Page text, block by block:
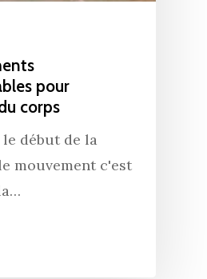
pour
corps
début de la
mouvement c'est